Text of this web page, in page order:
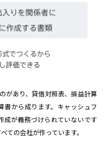
があり、貸借対照表、損益計算
書から成ります。キャッシュフ
成が義務づけられていないです
ての会社が作っています。